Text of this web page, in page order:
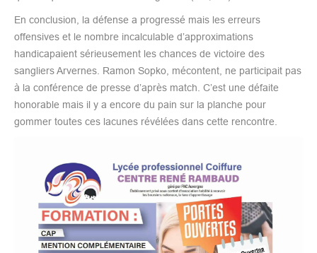
En conclusion, la défense a progressé mais les erreurs
offensives et le nombre incalculable d’approximations
handicapaient sérieusement les chances de victoire des
sangliers Arvernes. Ramon Sopko, mécontent, ne participait pas
à la conférence de presse d’après match. C’est une défaite
honorable mais il y a encore du pain sur la planche pour
gommer toutes ces lacunes révélées dans cette rencontre.